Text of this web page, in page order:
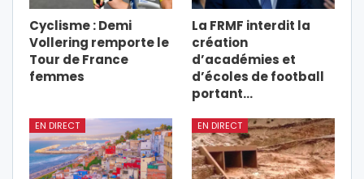
Cyclisme : Demi
Vollering remporte le
Tour de France
femmes
La FRMF interdit la
création
d’académies et
d’écoles de football
portant…
EN DIRECT EN DIRECT